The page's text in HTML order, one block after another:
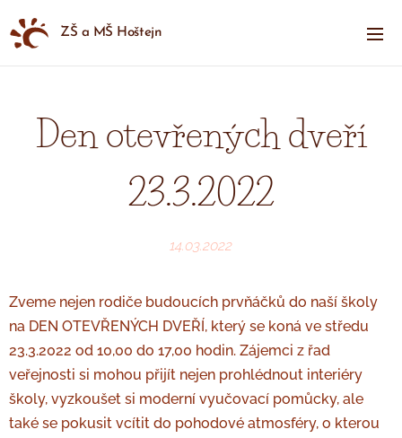
ZŠ a MŠ Hoštejn
Den otevřených dveří
23.3.2022
14.03.2022
Zveme nejen rodiče budoucích prvňáčků do naší školy
na DEN OTEVŘENÝCH DVEŘÍ, který se koná ve středu
23.3.2022 od 10,00 do 17,00 hodin. Zájemci z řad
veřejnosti si mohou přijít nejen prohlédnout interiéry
školy, vyzkoušet si moderní vyučovací pomůcky, ale
také se pokusit vcítit do pohodové atmosféry, o kterou